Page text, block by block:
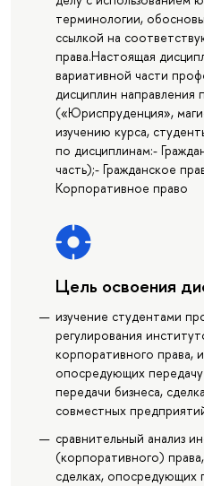
терминологии,
ссылкой на
права.Настоящая
вариативной части
дисциплин направления
(«Юриспруденция»,
изучению курса,
по дисциплинам:-
часть);- Гражданское
Корпоративное право
Цель освоения
изучение студентами
регулирования
корпоративного права,
опосредующих
передачи бизнеса,
совместных
сравнительный анализ
(корпоративного)
сделках, опосредующих